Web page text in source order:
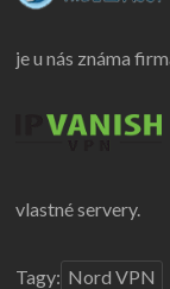
je u nás známa
vlastné servery.
Tagy: Nord VPN